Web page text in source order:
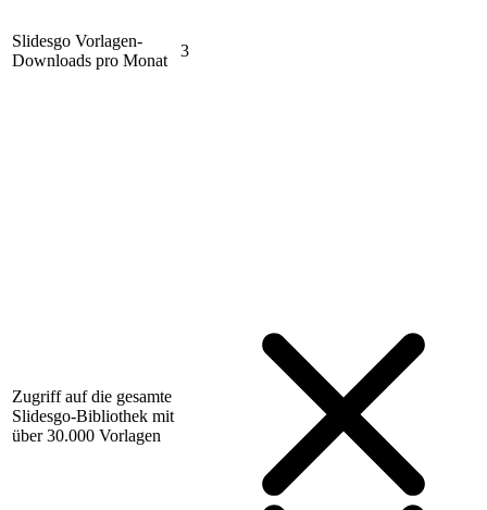
Slidesgo Vorlagen-
Downloads pro Monat
3
Zugriff auf die gesamte
Slidesgo-Bibliothek mit
über 30.000 Vorlagen